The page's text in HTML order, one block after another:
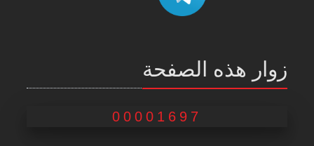
زوار هذه الصفحة
00001697